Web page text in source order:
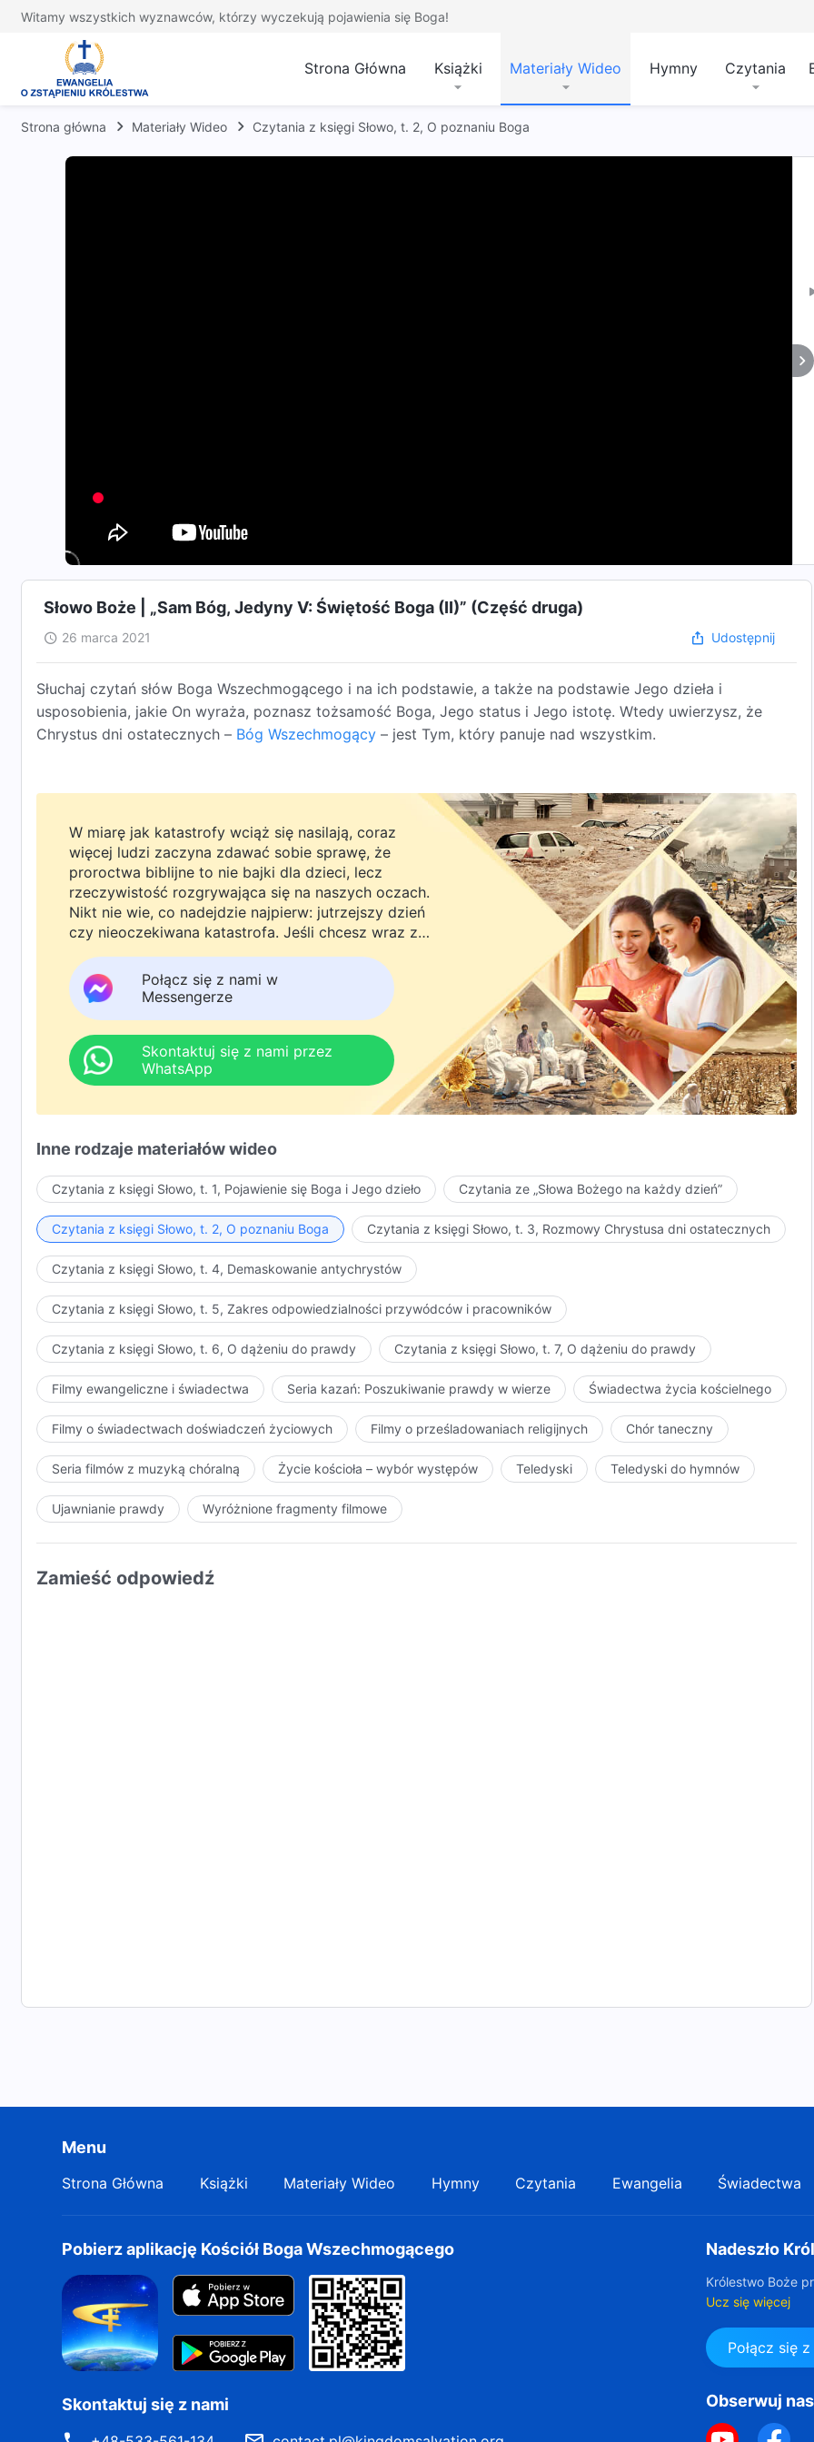
Witamy wszystkich wyznawców, którzy wyczekują pojawienia się Boga!
Strona Główna Książki Materiały Wideo Hymny Czytania
Strona główna Materiały Wideo Czytania z księgi Słowo, t. 2, O poznaniu Boga
Słowo Boże | „Sam Bóg, Jedyny V: Świętość Boga (II)” (Część druga)
26 marca 2021 Udostępnij
Słuchaj czytań słów Boga Wszechmogącego i na ich podstawie, a także na podstawie Jego dzieła i
usposobienia, jakie On wyraża, poznasz tożsamość Boga, Jego status i Jego istotę. Wtedy uwierzysz, że
Chrystus dni ostatecznych – Bóg Wszechmogący – jest Tym, który panuje nad wszystkim.
W miarę jak katastrofy wciąż się nasilają, coraz
więcej ludzi zaczyna zdawać sobie sprawę, że
proroctwa biblijne to nie bajki dla dzieci, lecz
rzeczywistość rozgrywająca się na naszych oczach.
Nikt nie wie, co nadejdzie najpierw: jutrzejszy dzień
czy nieoczekiwana katastrofa. Jeśli chcesz wraz z
rodziną powitać powrót Pana i znaleźć
bezpieczeństwo pod Bożą ochroną, kliknij
WhatsAppa lub Messengera, aby dołączyć do
naszej grupy studyjnej. Nie odkładaj tego do jutra.
Połącz się z nami w
Messengerze
Skontaktuj się z nami przez
WhatsApp
Inne rodzaje materiałów wideo
Czytania z księgi Słowo, t. 1, Pojawienie się Boga i Jego dzieło Czytania ze „Słowa Bożego na każdy dzień”
Czytania z księgi Słowo, t. 2, O poznaniu Boga Czytania z księgi Słowo, t. 3, Rozmowy Chrystusa dni ostatecznych
Czytania z księgi Słowo, t. 4, Demaskowanie antychrystów
Czytania z księgi Słowo, t. 5, Zakres odpowiedzialności przywódców i pracowników
Czytania z księgi Słowo, t. 6, O dążeniu do prawdy Czytania z księgi Słowo, t. 7, O dążeniu do prawdy
Filmy ewangeliczne i świadectwa Seria kazań: Poszukiwanie prawdy w wierze Świadectwa życia kościelnego
Filmy o świadectwach doświadczeń życiowych Filmy o prześladowaniach religijnych Chór taneczny
Seria filmów z muzyką chóralną Życie kościoła – wybór występów Teledyski Teledyski do hymnów
Ujawnianie prawdy Wyróżnione fragmenty filmowe
Zamieść odpowiedź
Menu
Strona Główna Książki Materiały Wideo Hymny Czytania Ewangelia Świadectwa
Pobierz aplikację Kościół Boga Wszechmogącego
Skontaktuj się z nami
Nadeszło
Królestwo Boże
Ucz się więcej
Połącz się
Obserwuj nas